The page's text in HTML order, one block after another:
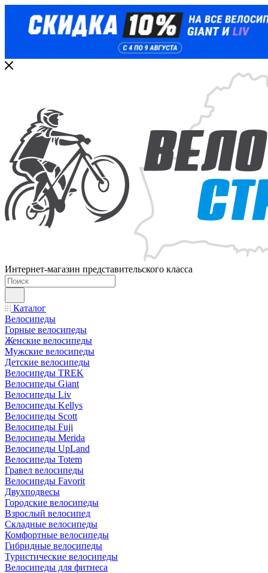
Интернет-магазин представительского класса
Каталог
Велосипеды
Горные велосипеды
Женские велосипеды
Мужские велосипеды
Детские велосипеды
Велосипеды TREK
Велосипеды Giant
Велосипеды Liv
Велосипеды Kellys
Велосипеды Scott
Велосипеды Fuji
Велосипеды Merida
Велосипеды UpLand
Велосипеды Totem
Гравел велосипеды
Велосипеды Favorit
Двухподвесы
Городские велосипеды
Взрослый велосипед
Складные велосипеды
Комфортные велосипеды
Гибридные велосипеды
Туристические велосипеды
Велосипеды для фитнеса